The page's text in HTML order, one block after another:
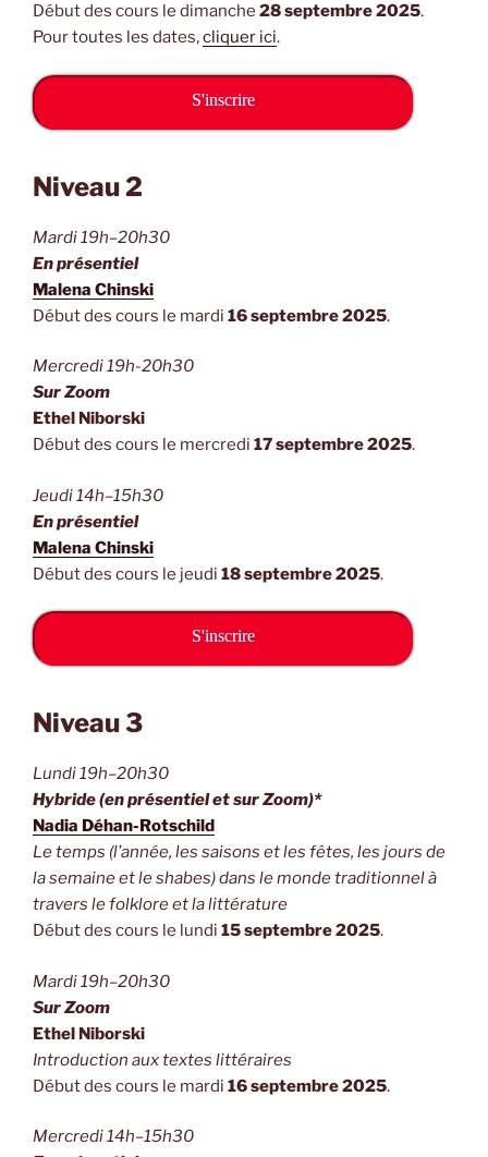
Début des cours le dimanche 28 septembre 2025.
Pour toutes les dates,cliquer ici.
S'inscrire
Niveau 2
Mardi 19h–20h30
En présentiel
Malena Chinski
Début des cours le mardi 16 septembre 2025.
Mercredi 19h-20h30
Sur Zoom
Ethel Niborski
Début des cours le mercredi 17 septembre 2025.
Jeudi 14h–15h30
En présentiel
Malena Chinski
Début des cours le jeudi 18 septembre 2025.
S'inscrire
Niveau 3
Lundi 19h–20h30
Hybride (en présentiel et sur Zoom)*
Nadia Déhan-Rotschild
Le temps (l’année, les saisons et les fêtes, les jours de
la semaine et le shabes) dans le monde traditionnel à
travers le folklore et la littérature
Début des cours le lundi 15 septembre 2025.
Mardi 19h–20h30
Sur Zoom
Ethel Niborski
Introduction aux textes littéraires
Début des cours le mardi 16 septembre 2025.
Mercredi 14h–15h30